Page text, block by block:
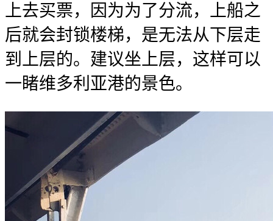
上去买票，因为为了分流，上船之
后就会封锁楼梯，是无法从下层走
到上层的。建议坐上层，这样可以
一睹维多利亚港的景色。